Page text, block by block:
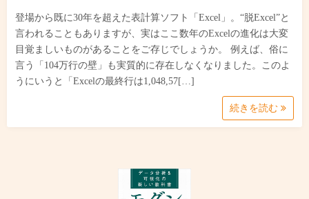
登場から既に30年を超えた表計算ソフト「Excel」。“脱Excel”と
言われることもありますが、実はここ数年のExcelの進化は大変
目覚ましいものがあることをご存じでしょうか。 例えば、俗に
言う「104万行の壁」も実質的に存在しなくなりました。このよ
うにいうと「Excelの最終行は1,048,57[…]
続きを読む